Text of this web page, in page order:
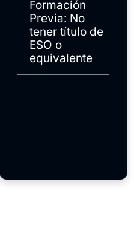
Formación
Previa: No
tener título de
ESO o
equivalente